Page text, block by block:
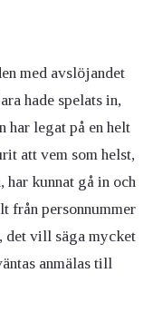
med avslöjandet
hade spelats in,
har legat på en helt
att vem som helst,
har kunnat gå in och
från personnummer
det vill säga mycket
anmälas till